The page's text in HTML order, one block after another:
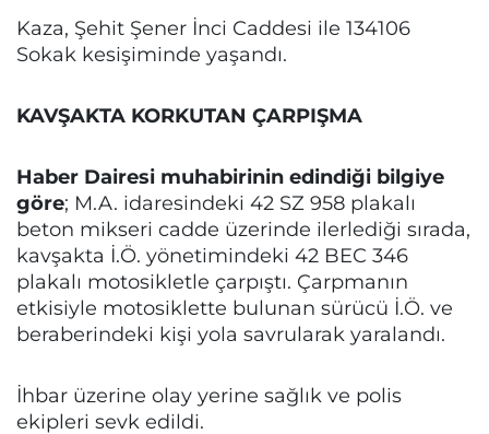
Kaza, Şehit Şener İnci Caddesi ile 134106
Sokak kesişiminde yaşandı.
KAVŞAKTA KORKUTAN ÇARPIŞMA
Haber Dairesi muhabirinin edindiği bilgiye
göre; M.A. idaresindeki 42 SZ 958 plakalı
beton mikseri cadde üzerinde ilerlediği sırada,
kavşakta İ.Ö. yönetimindeki 42 BEC 346
plakalı motosikletle çarpıştı. Çarpmanın
etkisiyle motosiklette bulunan sürücü İ.Ö. ve
beraberindeki kişi yola savrularak yaralandı.
İhbar üzerine olay yerine sağlık ve polis
ekipleri sevk edildi.